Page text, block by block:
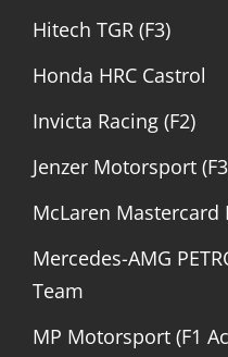
Hitech TGR (F3)
Honda HRC Castrol
Invicta Racing (F2)
Jenzer Motorsport
McLaren Mastercard
Mercedes-AMG
Team
MP Motorsport (F1